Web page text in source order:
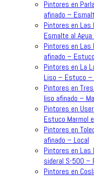
Pintores en
afinado –
Pintores en Las
Esmalte al
Pintores en Las
afinado –
Pintores en La
Liso – Estuco –
Pintores en
liso afinado –
Pintores en
Estuco Marmol
Pintores en
afinado – Local
Pintores en Las
sideral S-500 –
Pintores en